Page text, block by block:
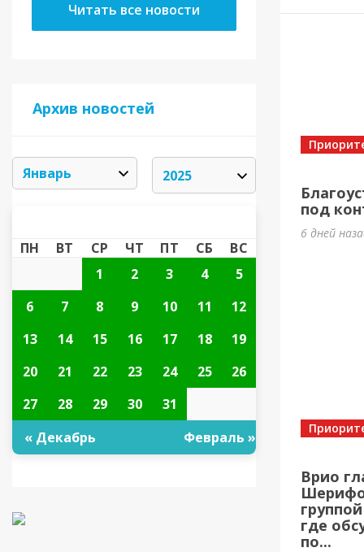
Читать все новости
Архив новостей
ПН ВТ СР ЧТ ПТ СБ
ВС
1
2 3 4
5
6
7 8 9 10 11
12
13
14 15 16 17 18
19
20
21 22 23 24 25
26
27
28 29 30
31
« Декабрь
Февраль »
под
6 дней
Врио
где
по...